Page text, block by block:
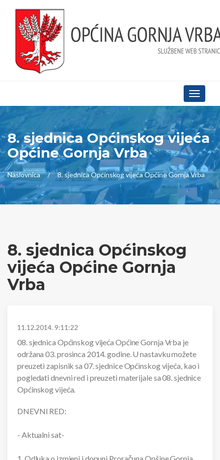
Toggle
8. sjednica Općinskog vijeća
Općine Gornja Vrba
Naslovnica 8. sjednica Općinskog vijeća Općine Gornja Vrba
8. sjednica Općinskog
vijeća Općine Gornja
Vrba
11.12.2014. 9:11:22
08. sjednica Općinskog vijeća Općine Gornja Vrba je
održana 03. prosinca 2014. godine. U nastavku možete
preuzeti zapisnik sa 07. sjednice Općinskog vijeća, kao i
pogledati dnevni red i preuzeti materijale sa 08. sjednice
Općinskog vijeća.
DNEVNI RED:
- Aktualni sat-